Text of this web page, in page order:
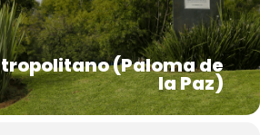
(Paloma de
la Paz)